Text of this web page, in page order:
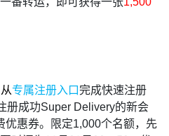
从专属注册入口完成快速注册
册成功Super Delivery的新会
优惠券。限定1,000个名额，先